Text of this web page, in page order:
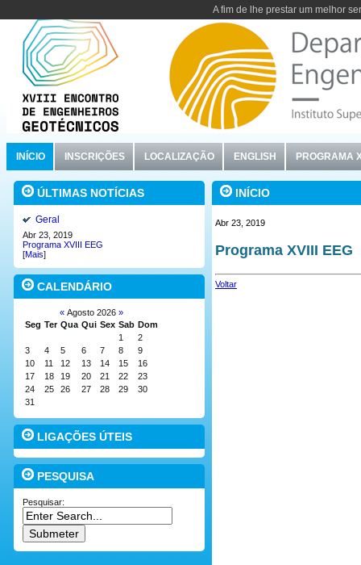
A fim de lhe prestar um melhor
INÍCIO INSCRIÇÕES LOCALIZAÇÃO ENGLISH PROGRAMA
ÚLTIMAS NOTÍCIAS
Geral
Abr 23, 2019
Programa XVIII EEG
[Mais]
CALENDÁRIO
« Agosto 2026 »
Seg Ter Qua Qui Sex Sab Dom
1
2
3
4 5 6 7 8
9
10
11 12 13 14 15
16
17
18 19 20 21 22
23
24
25 26 27 28 29
30
31
LIGAÇÕES ÚTEIS
PESQUISA
Pesquisar:
INÍCIO
Abr 23, 2019
Programa XVIII EEG
Voltar